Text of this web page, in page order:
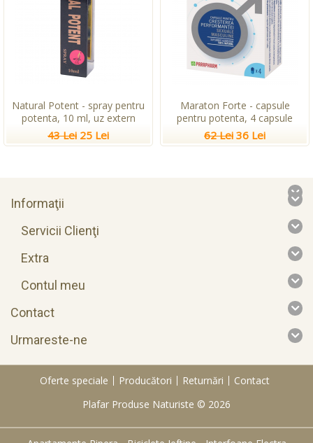
Natural Potent - spray pentru
potenta, 10 ml, uz extern
43 Lei 25 Lei
Maraton Forte - capsule
pentru potenta, 4 capsule
62 Lei 36 Lei
Informaţii
Servicii Clienţi
Extra
Contul meu
Contact
Urmareste-ne
Oferte speciale Producători Returnări
Contact
Plafar Produse Naturiste © 2026